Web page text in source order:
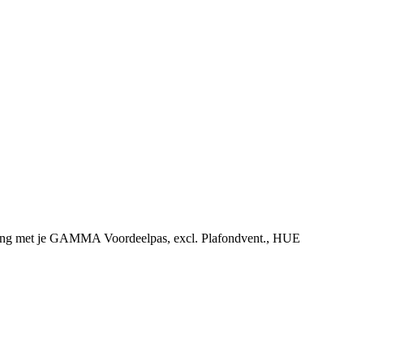
met je GAMMA Voordeelpas, excl. Plafondvent., HUE